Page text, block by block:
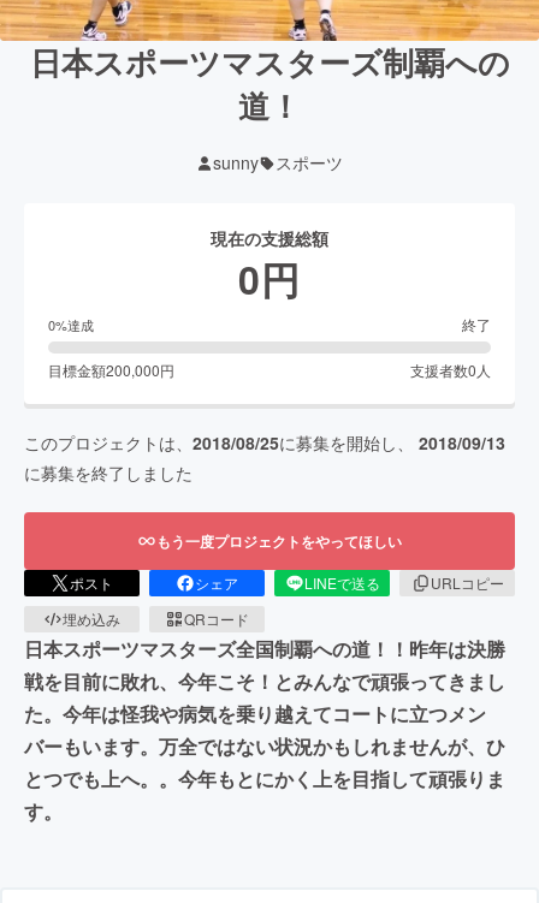
日本スポーツマスターズ制覇への
道！
sunny スポーツ
現在の支援総額
0円
0%達成 終了
目標金額200,000円 支援者数0 人
このプロジェクトは、 2018/08/25に募集を開始し、 2018/09/13
に募集を終了しました
もう一度プロジェクトをやってほしい
ポスト シェア LINEで送る
URLコピー
埋め込み
QRコード
日本スポーツマスターズ全国制覇への道！！昨年は決勝
戦を目前に敗れ、今年こそ！とみんなで頑張ってきまし
た。今年は怪我や病気を乗り越えてコートに立つメン
バーもいます。万全ではない状況かもしれませんが、ひ
とつでも上へ。。今年もとにかく上を目指して頑張りま
す。